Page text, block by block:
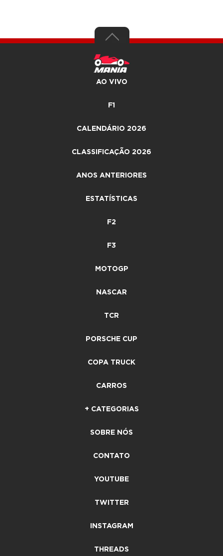
AO VIVO
F1
CALENDÁRIO 2026
CLASSIFICAÇÃO 2026
ANOS ANTERIORES
ESTATÍSTICAS
F2
F3
MOTOGP
NASCAR
TCR
PORSCHE CUP
COPA TRUCK
CARROS
+ CATEGORIAS
SOBRE NÓS
CONTATO
YOUTUBE
TWITTER
INSTAGRAM
THREADS